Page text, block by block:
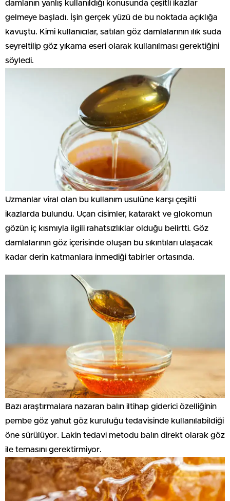
damlanın yanlış kullanıldığı konusunda çeşitli ikazlar
gelmeye başladı. İşin gerçek yüzü de bu noktada açıklığa
kavuştu. Kimi kullanıcılar, satılan göz damlalarının ılık suda
seyreltilip göz yıkama eseri olarak kullanılması gerektiğini
söyledi.
Uzmanlar viral olan bu kullanım usulüne karşı çeşitli
ikazlarda bulundu. Uçan cisimler, katarakt ve glokomun
gözün iç kısmıyla ilgili rahatsızlıklar olduğu belirtti. Göz
damlalarının göz içerisinde oluşan bu sıkıntıları ulaşacak
kadar derin katmanlara inmediği tabirler ortasında.
Bazı araştırmalara nazaran balın iltihap giderici özelliğinin
pembe göz yahut göz kuruluğu tedavisinde kullanılabildiği
öne sürülüyor. Lakin tedavi metodu balın direkt olarak göz
ile temasını gerektirmiyor.